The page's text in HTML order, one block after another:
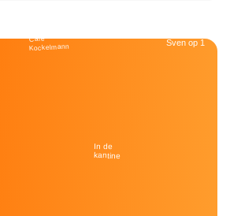
Café
Kockelmann
In de
kantine
Sven op 1